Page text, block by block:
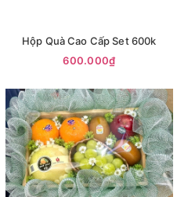
Hộp Quà Cao Cấp Set 600k
600.000₫